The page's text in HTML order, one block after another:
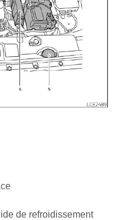
de refroidissement